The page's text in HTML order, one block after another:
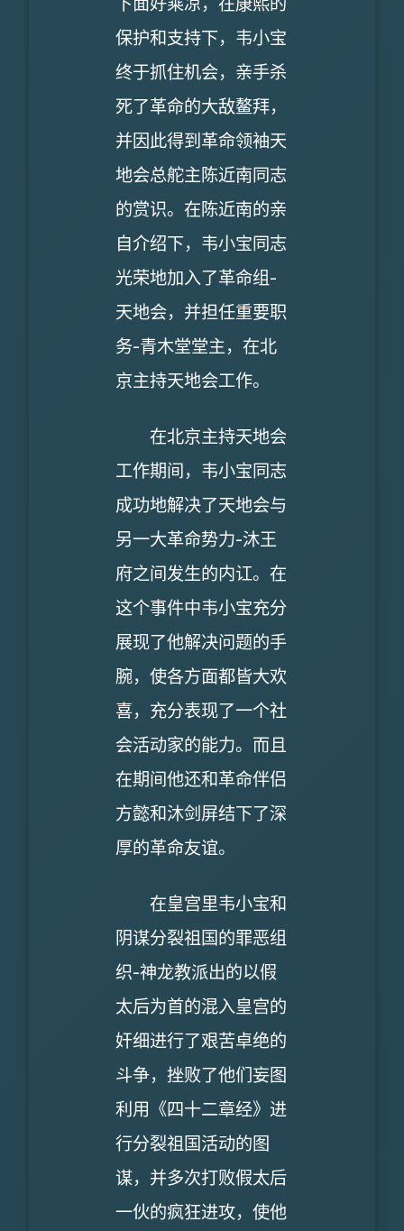
保护和支持下，韦小宝
终于抓住机会，亲手杀
死了革命的大敌鳌拜，
并因此得到革命领袖天
地会总舵主陈近南同志
的赏识。在陈近南的亲
自介绍下，韦小宝同志
光荣地加入了革命组-
天地会，并担任重要职
务-青木堂堂主，在北
京主持天地会工作。
在北京主持天地会
工作期间，韦小宝同志
成功地解决了天地会与
另一大革命势力-沐王
府之间发生的内讧。在
这个事件中韦小宝充分
展现了他解决问题的手
腕，使各方面都皆大欢
喜，充分表现了一个社
会活动家的能力。而且
在期间他还和革命伴侣
方懿和沐剑屏结下了深
厚的革命友谊。
在皇宫里韦小宝和
阴谋分裂祖国的罪恶组
织-神龙教派出的以假
太后为首的混入皇宫的
奸细进行了艰苦卓绝的
斗争，挫败了他们妄图
利用《四十二章经》进
行分裂祖国活动的图
谋，并多次打败假太后
一伙的疯狂进攻，使他